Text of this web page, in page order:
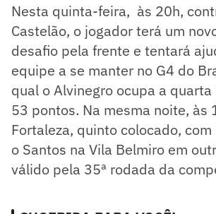
Nesta quinta-feira, às 20h,
Castelão, o jogador terá um
desafio pela frente e tentará
equipe a se manter no G4 do
qual o Alvinegro ocupa a
53 pontos. Na mesma noite, às
Fortaleza, quinto colocado,
o Santos na Vila Belmiro em
válido pela 35ª rodada da